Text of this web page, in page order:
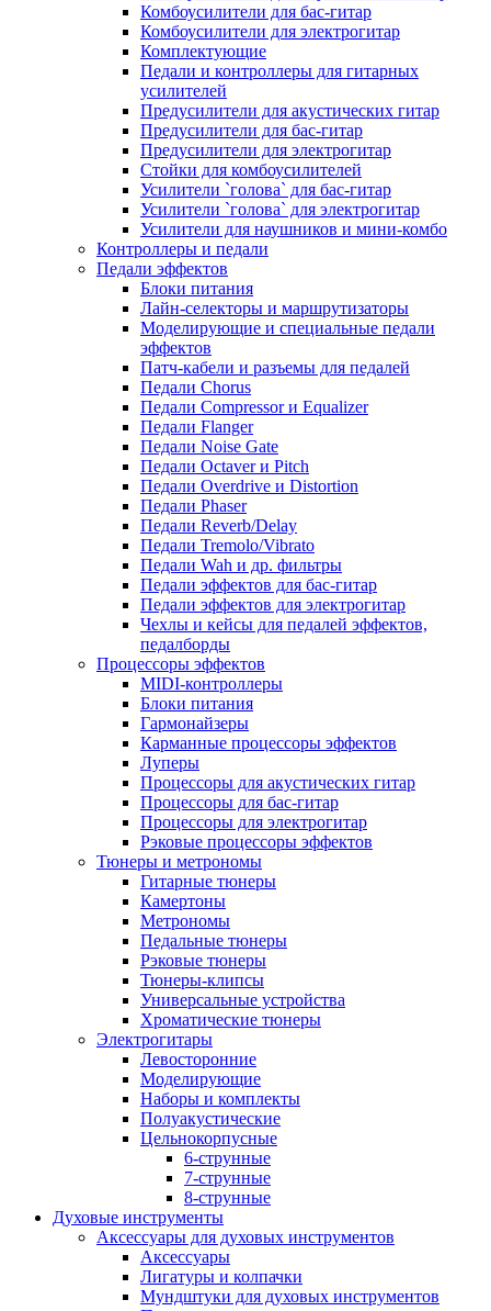
Комбоусилители для бас-гитар
Комбоусилители для электрогитар
Комплектующие
Педали и контроллеры для гитарных
усилителей
Предусилители для акустических гитар
Предусилители для бас-гитар
Предусилители для электрогитар
Стойки для комбоусилителей
Усилители `голова` для бас-гитар
Усилители `голова` для электрогитар
Усилители для наушников и мини-комбо
Контроллеры и педали
Педали эффектов
Блоки питания
Лайн-селекторы и маршрутизаторы
Моделирующие и специальные педали
эффектов
Патч-кабели и разъемы для педалей
Педали Chorus
Педали Compressor и Equalizer
Педали Flanger
Педали Noise Gate
Педали Octaver и Pitch
Педали Overdrive и Distortion
Педали Phaser
Педали Reverb/Delay
Педали Tremolo/Vibrato
Педали Wah и др. фильтры
Педали эффектов для бас-гитар
Педали эффектов для электрогитар
Чехлы и кейсы для педалей эффектов,
педалборды
Процессоры эффектов
MIDI-контроллеры
Блоки питания
Гармонайзеры
Карманные процессоры эффектов
Луперы
Процессоры для акустических гитар
Процессоры для бас-гитар
Процессоры для электрогитар
Рэковые процессоры эффектов
Тюнеры и метрономы
Гитарные тюнеры
Камертоны
Метрономы
Педальные тюнеры
Рэковые тюнеры
Тюнеры-клипсы
Универсальные устройства
Хроматические тюнеры
Электрогитары
Левосторонние
Моделирующие
Наборы и комплекты
Полуакустические
Цельнокорпусные
6-струнные
7-струнные
8-струнные
Духовые инструменты
Аксессуары для духовых инструментов
Аксессуары
Лигатуры и колпачки
Мундштуки для духовых инструментов